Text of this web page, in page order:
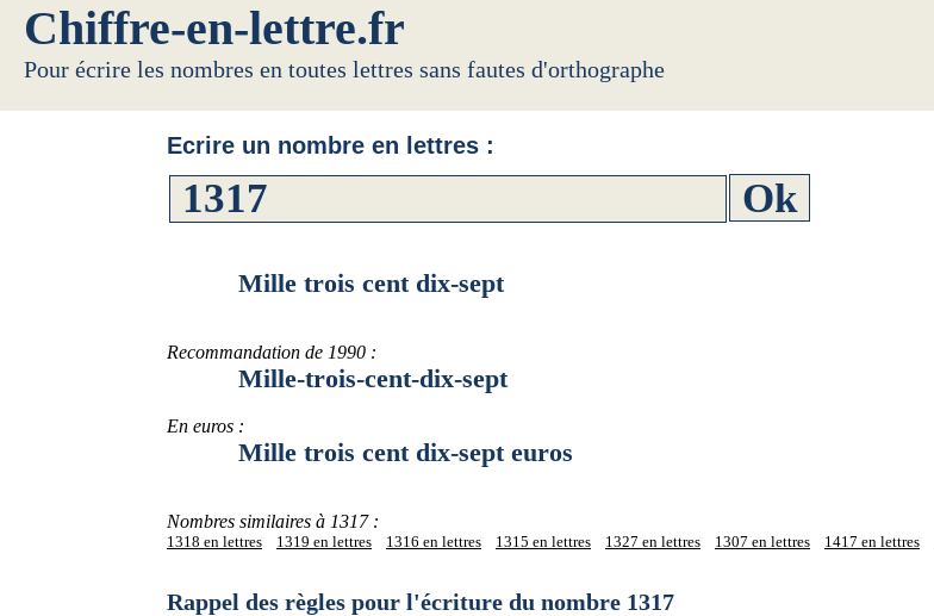
Chiffre-en-lettre.fr
Pour écrire les nombres en toutes lettres sans fautes d'orthographe
Ecrire un nombre en lettres :
Mille trois cent dix-sept
Recommandation de 1990 :
Mille-trois-cent-dix-sept
En euros :
Mille trois cent dix-sept euros
Nombres similaires à 1317 :
1318 en lettres 1319 en lettres 1316 en lettres 1315 en lettres 1327 en lettres 1307 en lettres 1417 en lettres
Rappel des règles pour l'écriture du nombre 1317